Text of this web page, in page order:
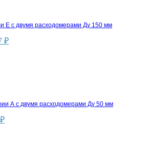
Е с двумя расходомерами Ду 150 мм
₽
А с двумя расходомерами Ду 50 мм
₽